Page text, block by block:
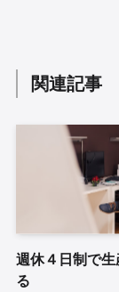
関連記事
週休４日制で
る